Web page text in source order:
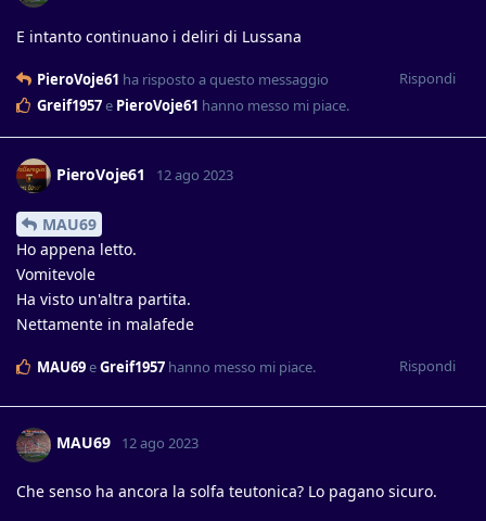
E intanto continuano i deliri di Lussana
Rispondi
PieroVoje61 ha risposto a questo messaggio
Greif1957e PieroVoje61 hanno messo mi piace.
PieroVoje61 12 ago 2023
MAU69
Ho appena letto.
Vomitevole
Ha visto un'altra partita.
Nettamente in malafede
Rispondi
MAU69eGreif1957 hanno messo mi piace.
MAU69 12 ago 2023
Che senso ha ancora la solfa teutonica? Lo pagano sicuro.